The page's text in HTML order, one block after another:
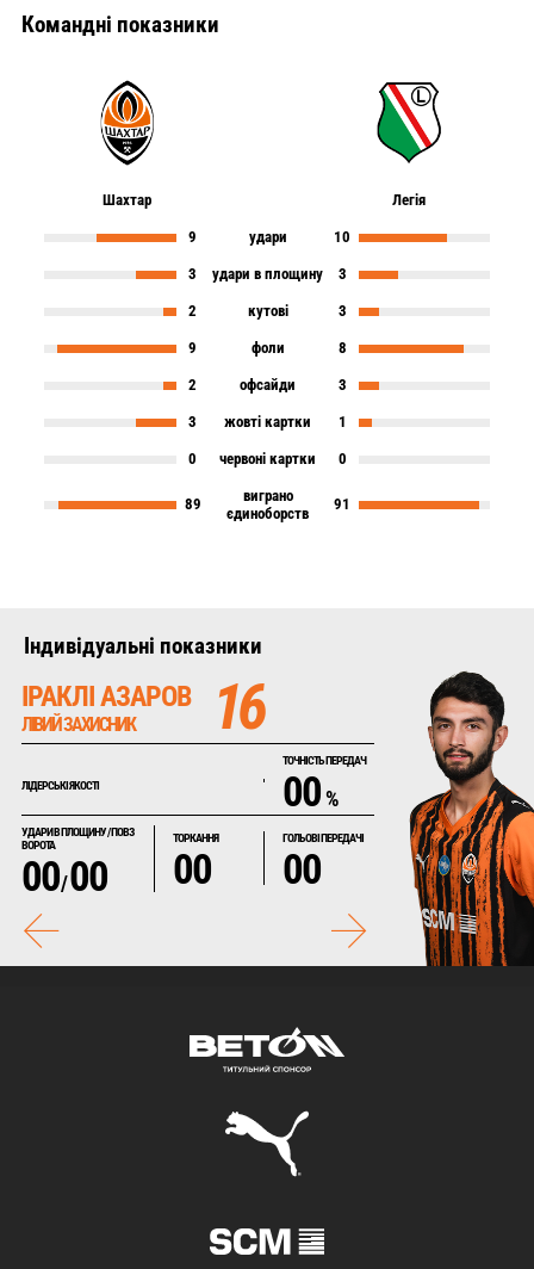
Командні показники
Шахтар Легія
9 удари 10
3 удари в площину 3
2 кутові 3
9 фоли 8
2 офсайди 3
3 жовті картки 1
0 червоні картки 0
89
виграно
єдиноборств
91
Iндивідуальні показники
ІРАКЛІ АЗАРОВ
ЛІВИЙ ЗАХИСНИК 16
ЛІДЕРСЬКІ ЯКОСТІ
ТОЧНІСТЬ ПЕРЕДАЧ
00 %
УДАРИ В ПЛОЩИНУ / ПОВЗ
ВОРОТА
00/00
ТОРКАННЯ
00
ГОЛЬОВІ ПЕРЕДАЧІ
00